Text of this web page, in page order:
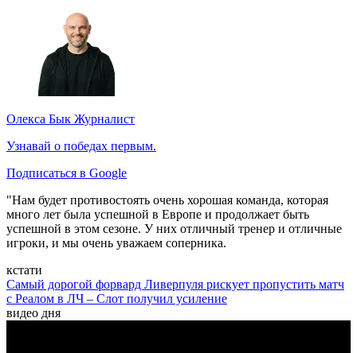
Олекса Бык Журналист
Узнавай о победах первым.
Подписаться в Google
"Нам будет противостоять очень хорошая команда, которая
много лет была успешной в Европе и продолжает быть
успешной в этом сезоне. У них отличный тренер и отличные
игроки, и мы очень уважаем соперника.
кстати
Самый дорогой форвард Ливерпуля рискует пропустить матч
с Реалом в ЛЧ – Слот получил усиление
видео дня